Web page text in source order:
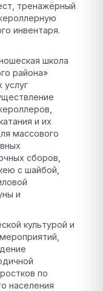
тренажёрный
инвентаря.
школа
района»
услуг
и их
массового
сборов,
с шайбой,
и
культурой и
по
населения